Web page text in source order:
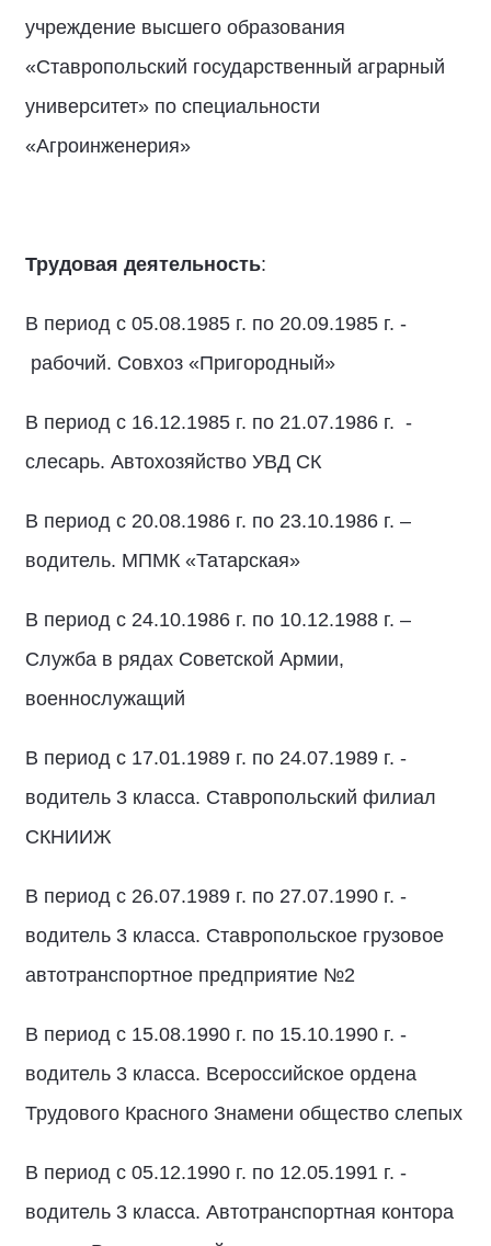
учреждение высшего образования
«Ставропольский государственный аграрный
университет» по специальности
«Агроинженерия»
Трудовая деятельность:
В период с 05.08.1985 г. по 20.09.1985 г. -
рабочий. Совхоз «Пригородный»
В период с 16.12.1985 г. по 21.07.1986 г. -
слесарь. Автохозяйство УВД СК
В период с 20.08.1986 г. по 23.10.1986 г. –
водитель. МПМК «Татарская»
В период с 24.10.1986 г. по 10.12.1988 г. –
Служба в рядах Советской Армии,
военнослужащий
В период с 17.01.1989 г. по 24.07.1989 г. -
водитель 3 класса. Ставропольский филиал
СКНИИЖ
В период с 26.07.1989 г. по 27.07.1990 г. -
водитель 3 класса. Ставропольское грузовое
автотранспортное предприятие №2
В период с 15.08.1990 г. по 15.10.1990 г. -
водитель 3 класса. Всероссийское ордена
Трудового Красного Знамени общество слепых
В период с 05.12.1990 г. по 12.05.1991 г. -
водитель 3 класса. Автотранспортная контора